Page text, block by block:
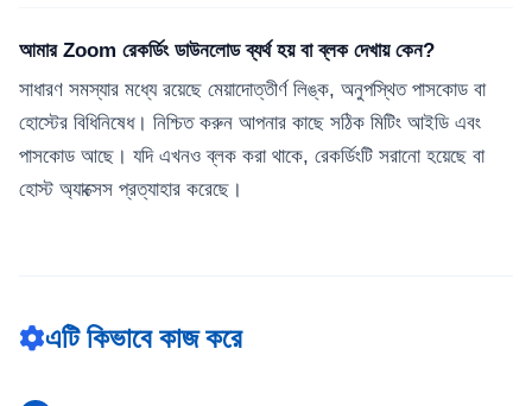
আমার Zoom রেকর্ডিং ডাউনলোড ব্যর্থ হয় বা ব্লক দেখায় কেন?
সাধারণ সমস্যার মধ্যে রয়েছে মেয়াদোত্তীর্ণ লিঙ্ক, অনুপস্থিত পাসকোড বা
হোস্টের বিধিনিষেধ। নিশ্চিত করুন আপনার কাছে সঠিক মিটিং আইডি এবং
পাসকোড আছে। যদি এখনও ব্লক করা থাকে, রেকর্ডিংটি সরানো হয়েছে বা
হোস্ট অ্যাক্সেস প্রত্যাহার করেছে।
এটি কিভাবে কাজ করে